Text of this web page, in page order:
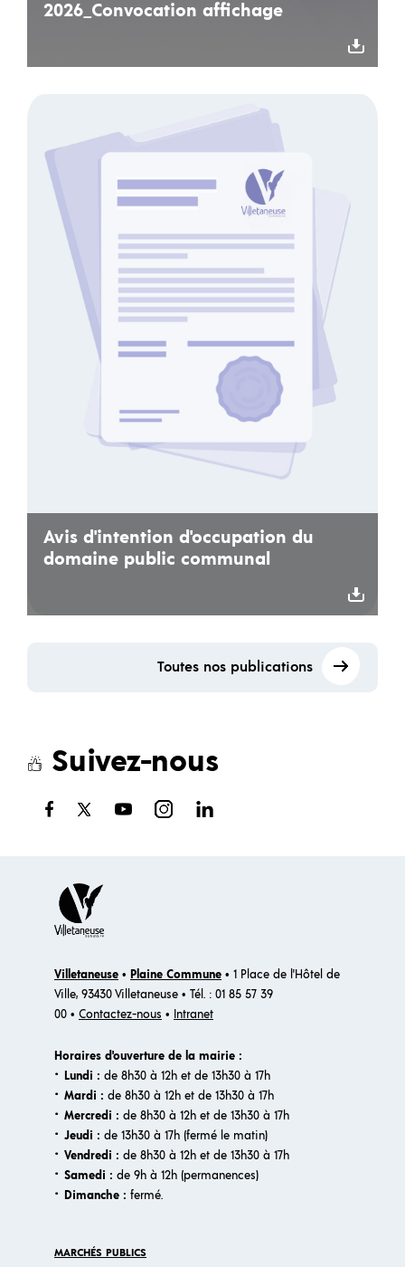
2026_Convocation affichage
Avis d'intention d'occupation du
domaine public communal
Toutes nos publications
Suivez-nous
Villetaneuse • Plaine Commune • 1 Place de l'Hôtel de
Ville, 93430 Villetaneuse • Tél. : 01 85 57 39
00 • Contactez-nous • Intranet
Horaires d'ouverture de la mairie :
· Lundi : de 8h30 à 12h et de 13h30 à 17h
· Mardi : de 8h30 à 12h et de 13h30 à 17h
· Mercredi : de 8h30 à 12h et de 13h30 à 17h
· Jeudi : de 13h30 à 17h (fermé le matin)
· Vendredi : de 8h30 à 12h et de 13h30 à 17h
· Samedi : de 9h à 12h (permanences)
·​ Dimanche : fermé.
MARCHÉS PUBLICS